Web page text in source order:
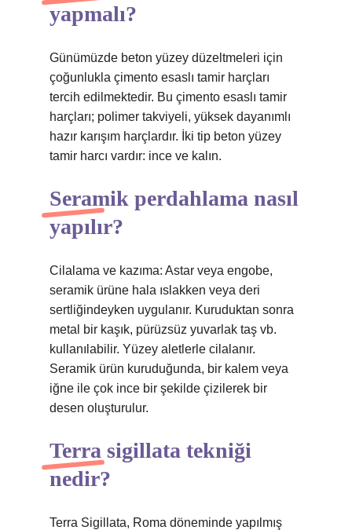
yapmalı?
Günümüzde beton yüzey düzeltmeleri için
çoğunlukla çimento esaslı tamir harçları
tercih edilmektedir. Bu çimento esaslı tamir
harçları; polimer takviyeli, yüksek dayanımlı
hazır karışım harçlardır. İki tip beton yüzey
tamir harcı vardır: ince ve kalın.
Seramik perdahlama nasıl
yapılır?
Cilalama ve kazıma: Astar veya engobe,
seramik ürüne hala ıslakken veya deri
sertliğindeyken uygulanır. Kuruduktan sonra
metal bir kaşık, pürüzsüz yuvarlak taş vb.
kullanılabilir. Yüzey aletlerle cilalanır.
Seramik ürün kuruduğunda, bir kalem veya
iğne ile çok ince bir şekilde çizilerek bir
desen oluşturulur.
Terra sigillata tekniği
nedir?
Terra Sigillata, Roma döneminde yapılmış